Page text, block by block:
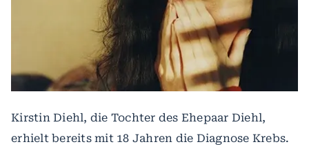
Kirstin Diehl, die Tochter des Ehepaar Diehl,
erhielt bereits mit 18 Jahren die Diagnose Krebs.